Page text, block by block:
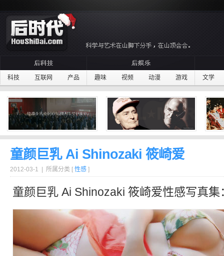
科技 互联网 产品 趣味 视频 动漫 游戏 文学
童颜巨乳 Ai Shinozaki 筱崎爱
2012-03-1 | 所属分类 [ 性感 ]
童颜巨乳 Ai Shinozaki 筱崎爱性感写真集